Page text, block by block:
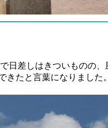
日差しはきついものの
きたと言葉になりました